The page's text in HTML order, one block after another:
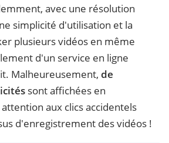
avec une résolution
simplicité d'utilisation et la
plusieurs vidéos en même
d'un service en ligne
Malheureusement, de
sont affichées en
aux clics accidentels
d'enregistrement des vidéos !